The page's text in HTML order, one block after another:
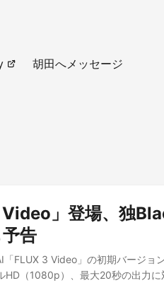
胡田へメッセージ
」登場、独
告
FLUX 3 Video」の初期バージョ
（1080p）、最大20秒の出力に
るのが最大の特徴だ。BFL APIおよ